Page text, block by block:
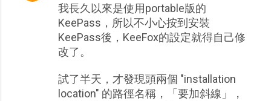
我長久以來是使用portable版的
KeePass，所以不小心按到安裝
KeePass後，KeeFox的設定就得自己修
改了。
試了半天，才發現頭兩個 "installation
location" 的路徑名稱，「要加斜線」，